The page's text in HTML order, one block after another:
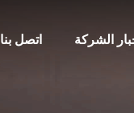
اتصل بنا الشركة